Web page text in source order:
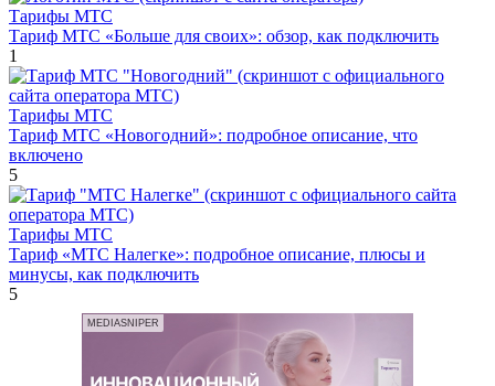
Тарифы МТС
Тариф МТС «Больше для своих»: обзор, как подключить
1
Тарифы МТС
Тариф МТС «Новогодний»: подробное описание, что
включено
5
Тарифы МТС
Тариф «МТС Налегке»: подробное описание, плюсы и
минусы, как подключить
5
MEDIASNIPER